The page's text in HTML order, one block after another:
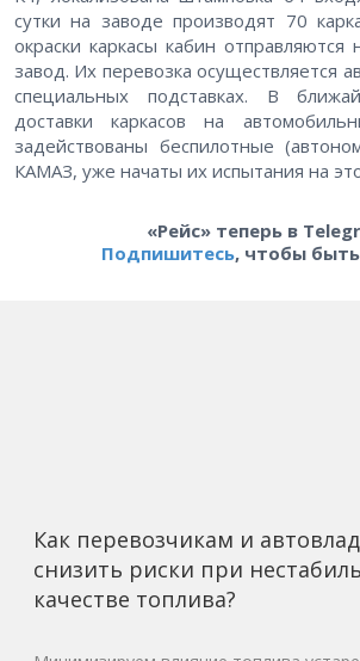
сутки на заводе производят 70
окраски каркасы кабин отправляются
завод. Их перевозка осуществляется
специальных подставках. В
доставки каркасов на
задействованы беспилотные
КАМАЗ, уже начаты их испытания на
«Рейс» теперь в
Подпишитесь, чтобы быть
Как перевозчикам и
снизить риски при
качестве топлива?